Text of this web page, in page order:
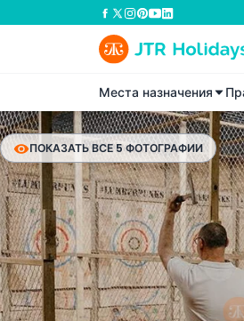
Места назначения
ПОКАЗАТЬ ВСЕ 5 ФОТОГРАФИИ